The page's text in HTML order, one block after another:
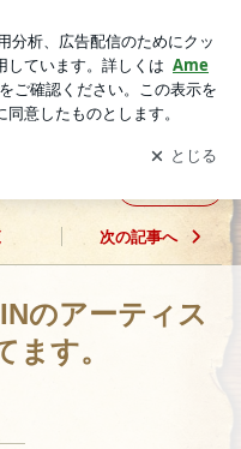
通知
を受け取りまし
開く
次の記事へ
のアーティス
ます。